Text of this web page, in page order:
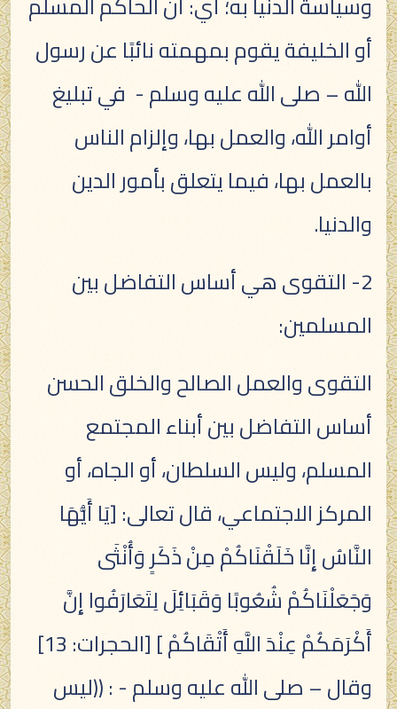
أو الخليفة يقوم بمهمته نائبًا عن رسول
الله – صلى الله عليه وسلم - في تبليغ
أوامر الله، والعمل بها، وإلزام الناس
بالعمل بها، فيما يتعلق بأمور الدين
والدنيا.
2- التقوى هي أساس التفاضل بين
المسلمين:
التقوى والعمل الصالح والخلق الحسن
أساس التفاضل بين أبناء المجتمع
المسلم، وليس السلطان، أو الجاه، أو
المركز الاجتماعي، قال تعالى: [يَا أَيُّهَا
النَّاسُ إِنَّا خَلَقْنَاكُمْ مِنْ ذَكَرٍ وَأُنْثَى
وَجَعَلْنَاكُمْ شُعُوبًا وَقَبَائِلَ لِتَعَارَفُوا إِنَّ
أَكْرَمَكُمْ عِنْدَ اللَّهِ أَتْقَاكُمْ ] [الحجرات: 13]
وقال – صلى الله عليه وسلم - : ((ليس